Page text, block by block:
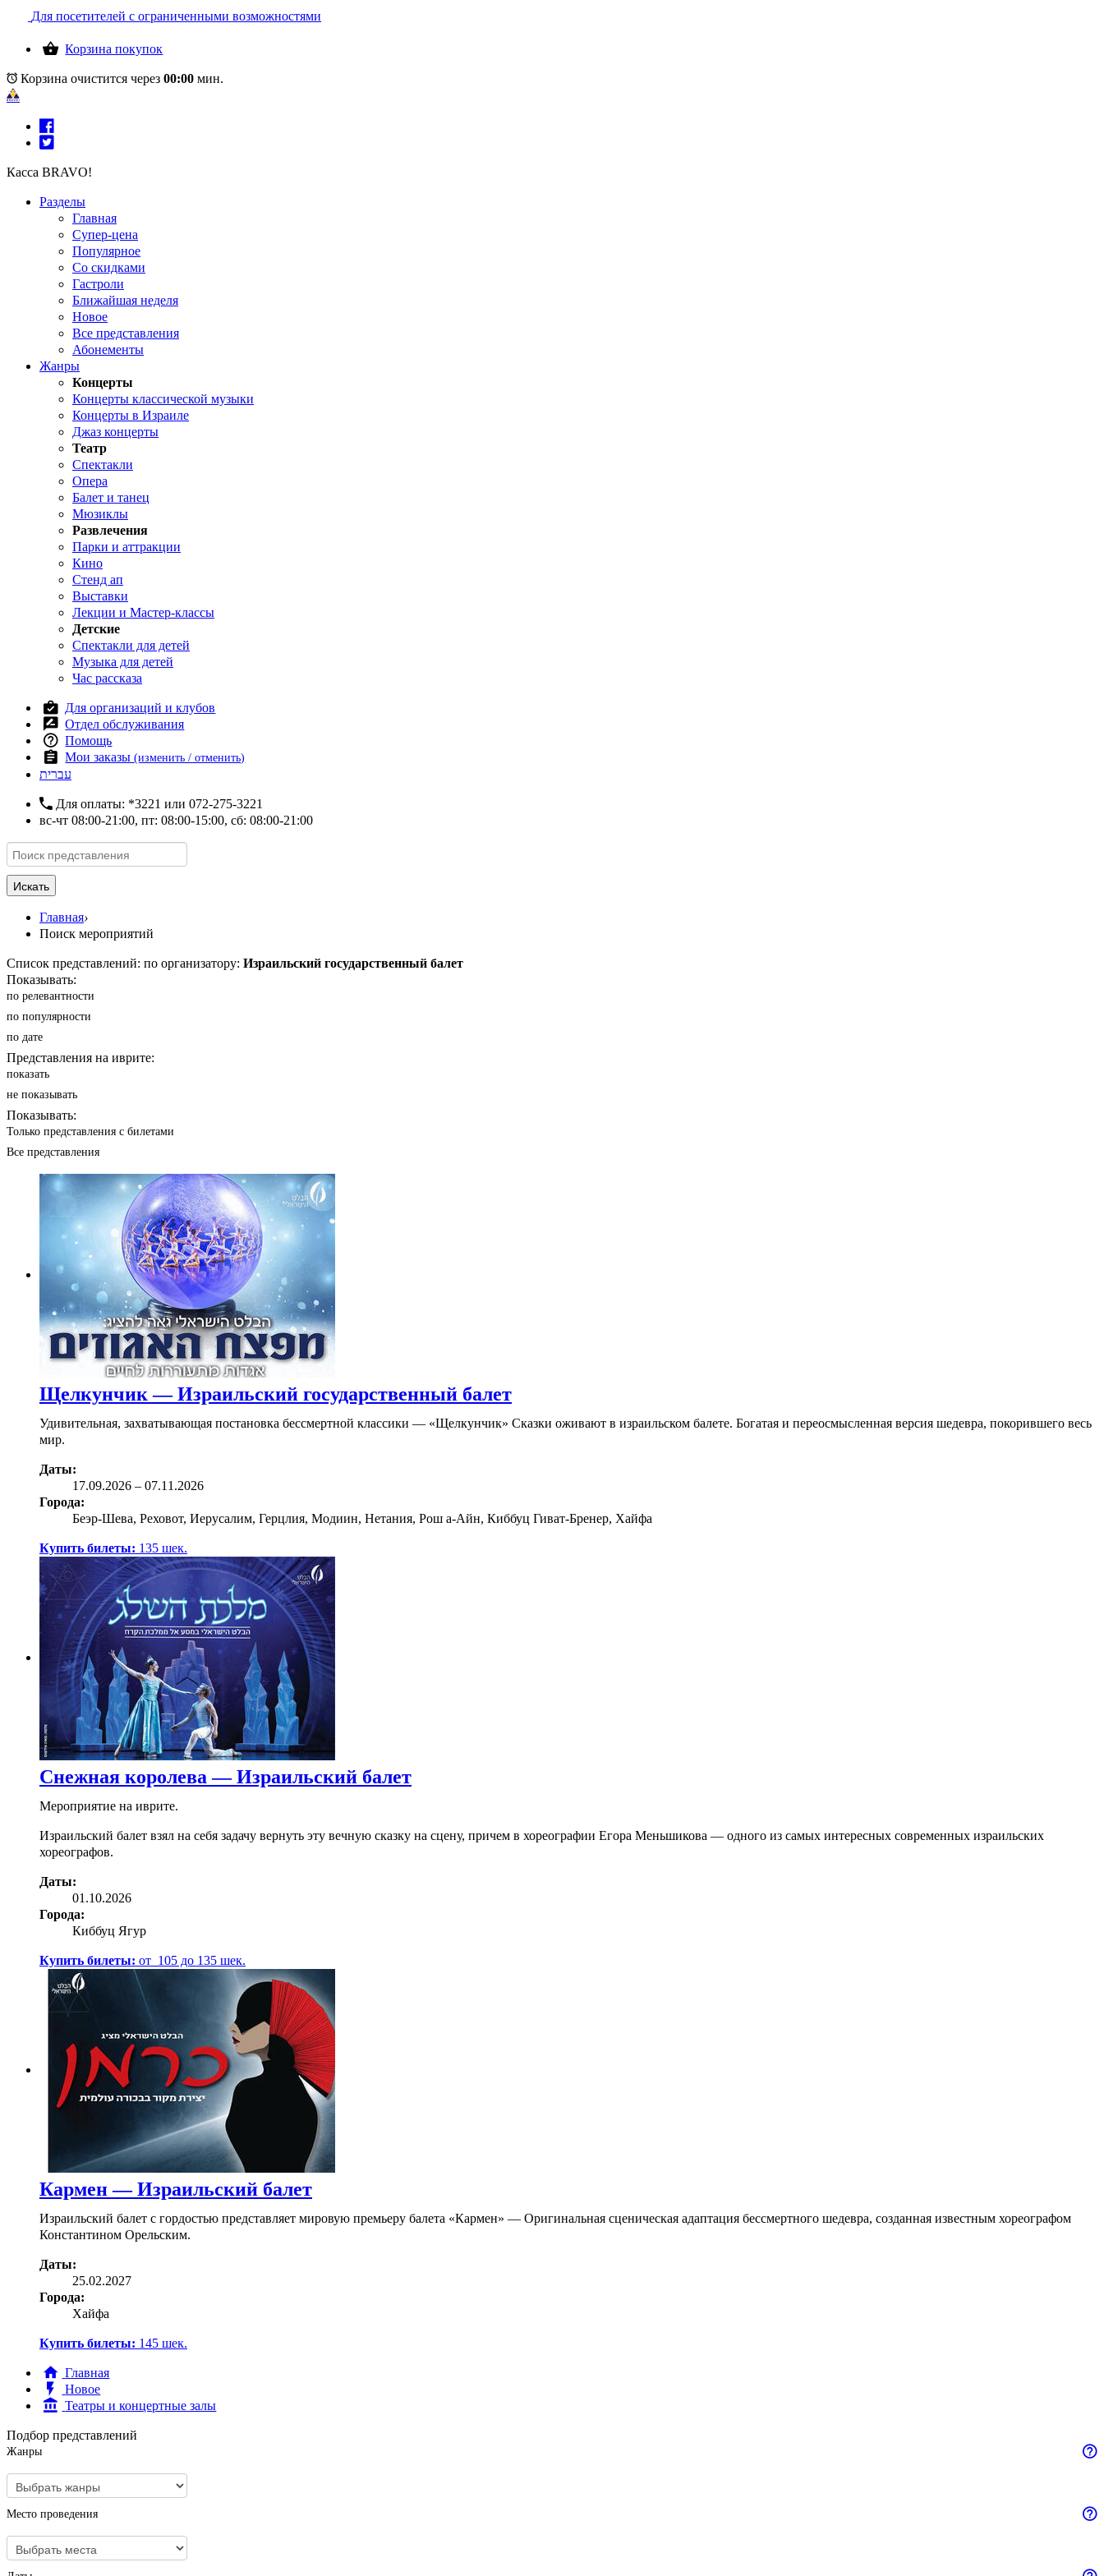
Для посетителей с ограниченными возможностями
Корзина покупок
Корзина очистится через 00:00 мин.
Касса BRAVO!
Разделы
Главная
Супер-цена
Популярное
Со скидками
Гастроли
Ближайшая неделя
Новое
Все представления
Абонементы
Жанры
Концерты
Концерты классической музыки
Концерты в Израиле
Джаз концерты
Театр
Спектакли
Опера
Балет и танец
Мюзиклы
Развлечения
Парки и аттракции
Кино
Стенд ап
Выставки
Лекции и Мастер-классы
Детские
Спектакли для детей
Музыка для детей
Час рассказа
Для организаций и клубов
Отдел обслуживания
Помощь
Мои заказы(изменить / отменить)
עברית
Для оплаты: *3221 или 072-275-3221
вс-чт 08:00-21:00, пт: 08:00-15:00, сб: 08:00-21:00
Искать
Главная›
Поиск мероприятий
Список представлений: по организатору: Израильский государственный балет
Показывать:
по релевантности
по популярности
по дате
Представления на иврите:
показать
не показывать
Показывать:
Только представления с билетами
Все представления
Щелкунчик — Израильский государственный балет
Удивительная, захватывающая постановка бессмертной классики — «Щелкунчик» Сказки оживают в израильском балете. Богатая и переосмысленная версия шедевра, покорившего весь
мир.
Даты:
17.09.2026 – 07.11.2026
Города:
Беэр-Шева, Реховот, Иерусалим, Герцлия, Модиин, Нетания, Рош а-Айн, Киббуц Гиват-Бренер, Хайфа
Купить билеты: 135 шек.
Снежная королева — Израильский балет
Мероприятие на иврите.
Израильский балет взял на себя задачу вернуть эту вечную сказку на сцену, причем в хореографии Егора Меньшикова — одного из самых интересных современных израильских
хореографов.
Даты:
01.10.2026
Города:
Киббуц Ягур
Купить билеты: от 105 до 135 шек.
Кармен — Израильский балет
Израильский балет с гордостью представляет мировую премьеру балета «Кармен» — Оригинальная сценическая адаптация бессмертного шедевра, созданная известным хореографом
Константином Орельским.
Даты:
25.02.2027
Города:
Хайфа
Купить билеты: 145 шек.
Главная
Новое
Театры и концертные залы
Подбор представлений
Жанры
Место проведения